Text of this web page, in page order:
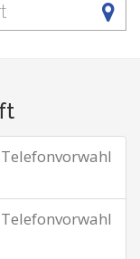
Telefonvorwahl
Telefonvorwahl